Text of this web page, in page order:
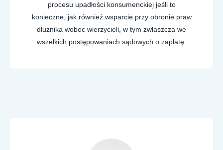
procesu upadłości konsumenckiej jeśli to
konieczne, jak również wsparcie przy obronie praw
dłużnika wobec wierzycieli, w tym zwłaszcza we
wszelkich postępowaniach sądowych o zapłatę.